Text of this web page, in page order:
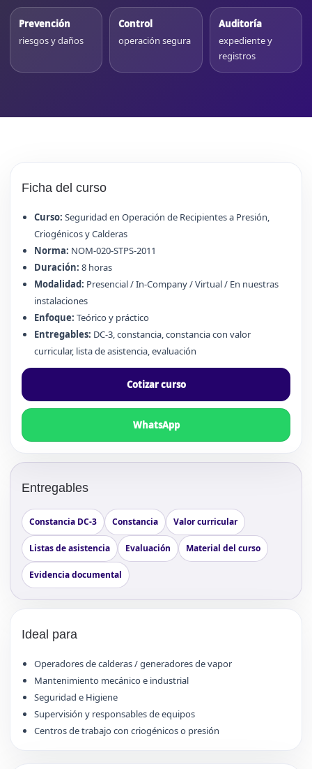
Prevención
riesgos y daños
Control
operación segura
Auditoría
expediente y
registros
Ficha del curso
Curso: Seguridad en Operación de Recipientes a Presión,
Criogénicos y Calderas
Norma: NOM-020-STPS-2011
Duración: 8 horas
Modalidad: Presencial / In-Company / Virtual / En nuestras
instalaciones
Enfoque: Teórico y práctico
Entregables: DC-3, constancia, constancia con valor
curricular, lista de asistencia, evaluación
Cotizar curso
WhatsApp
Entregables
Constancia DC-3 Constancia Valor curricular
Listas de asistencia Evaluación Material del curso
Evidencia documental
Ideal para
Operadores de calderas / generadores de vapor
Mantenimiento mecánico e industrial
Seguridad e Higiene
Supervisión y responsables de equipos
Centros de trabajo con criogénicos o presión